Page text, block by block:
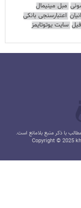
مبل مینیمال
اعتبارسنجی بانکی
سایت یوتوتایمز
با ذکر منبع بلامانع است.
Copyright © 2025